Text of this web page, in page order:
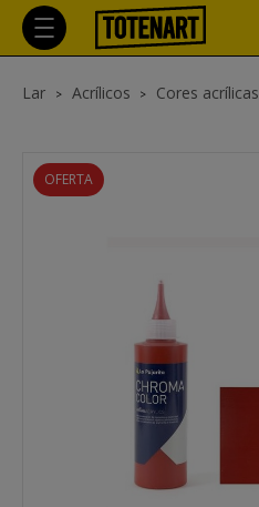
Lar Acrílicos Cores acrílicas
OFERTA